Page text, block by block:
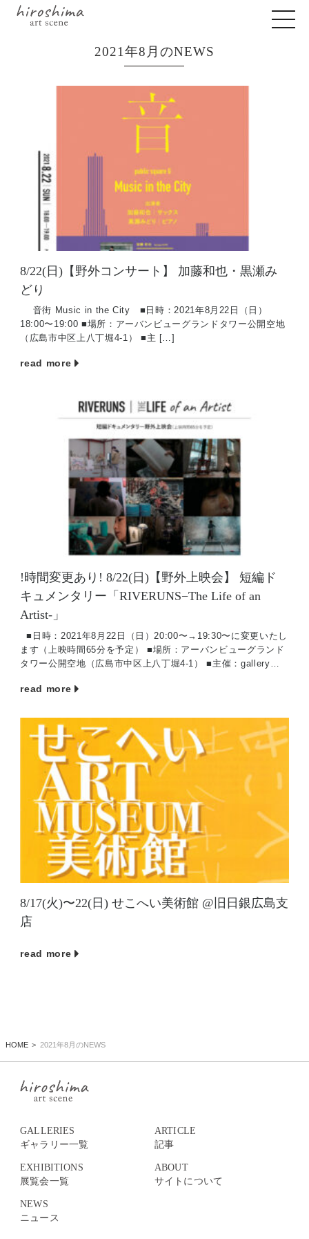
2021年8月のNEWS
8/22(日)【野外コンサート】 加藤和也・黒瀬み
どり
音街 Music in the City ■日時：2021年8月22日（日）
18:00〜19:00 ■場所：アーバンビューグランドタワー公開空地
（広島市中区上八丁堀4-1） ■主 […]
read more
!時間変更あり! 8/22(日)【野外上映会】 短編ド
キュメンタリー「RIVERUNS−The Life of an
Artist-」
■日時：2021年8月22日（日）20:00〜→19:30〜に変更いたし
ます（上映時間65分を予定） ■場所：アーバンビューグランド
タワー公開空地（広島市中区上八丁堀4-1） ■主催：gallery
read more
8/17(火)〜22(日) せこへい美術館 @旧日銀広島支
店
read more
HOME 2021年8月のNEWS
GALLERIES
ギャラリー一覧
EXHIBITIONS
展覧会一覧
NEWS
ニュース
ARTICLE
記事
ABOUT
サイトについて